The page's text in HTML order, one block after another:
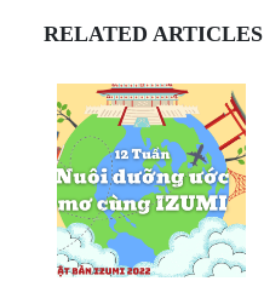
RELATED ARTICLES